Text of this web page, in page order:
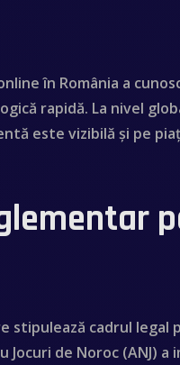
în România a
rapidă. La nivel
este vizibilă și pe
stipulează cadrul
de Noroc (ANJ)